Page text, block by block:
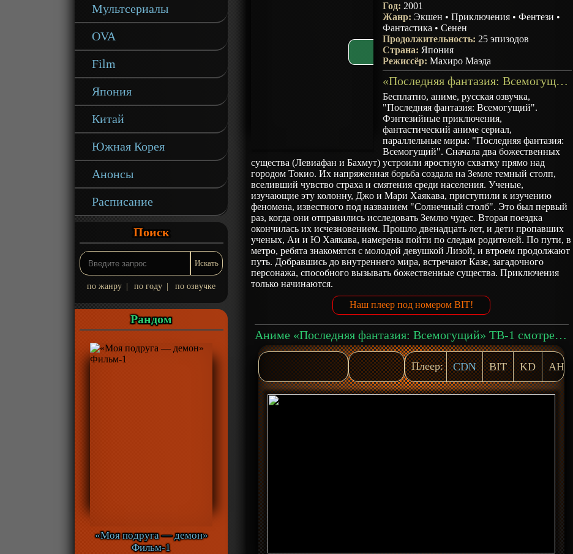
Мультсериалы
OVA
Film
Япония
Китай
Южная Корея
Анонсы
Расписание
Поиск
по жанру по году по озвучке
Рандом
«Моя подруга — демон»
Фильм-1
Год: 2001
Жанр:Экшен •Приключения •Фентези •
Фантастика •Сенен
Продолжительность: 25 эпизодов
Страна: Япония
Режиссёр:Махиро Маэда
«Последняя фантазия: Всемогущий» ТВ-1 - описание
Бесплатно, аниме, русская озвучка,
"Последняя фантазия: Всемогущий".
Фэнтезийные приключения,
фантастический аниме сериал,
параллельные миры: "Последняя фантазия:
Всемогущий". Сначала два божественных
существа (Левиафан и Бахмут) устроили яростную схватку прямо над
городом Токио. Их напряженная борьба создала на Земле темный столп,
вселивший чувство страха и смятения среди населения. Ученые,
изучающие эту колонну, Джо и Мари Хаякава, приступили к изучению
феномена, известного под названием "Солнечный столб". Это был первый
раз, когда они отправились исследовать Землю чудес. Вторая поездка
окончилась их исчезновением. Прошло двенадцать лет, и дети пропавших
ученых, Аи и Ю Хаякава, намерены пойти по следам родителей. По пути, в
метро, ребята знакомятся с молодой девушкой Лизой, и втроем продолжают
путь. Добравшись до внутреннего мира, встречают Казе, загадочного
персонажа, способного вызывать божественные существа. Приключения
только начинаются.
Наш плеер под номером BIT!
Аниме «Последняя фантазия: Всемогущий» ТВ-1 смотреть онлайн
Плеер: CDN BIT KD AH